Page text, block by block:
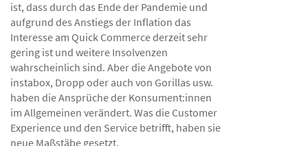
ist, dass durch das Ende der Pandemie und
aufgrund des Anstiegs der Inflation das
Interesse am Quick Commerce derzeit sehr
gering ist und weitere Insolvenzen
wahrscheinlich sind. Aber die Angebote von
instabox, Dropp oder auch von Gorillas usw.
haben die Ansprüche der Konsument:innen
im Allgemeinen verändert. Was die Customer
Experience und den Service betrifft, haben sie
neue Maßstäbe gesetzt.